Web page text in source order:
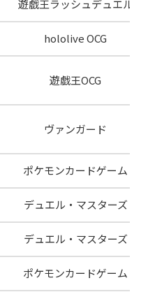
遊戯王ラッシュデュエル
hololive OCG
遊戯王OCG
ヴァンガード
ポケモンカードゲーム
デュエル・マスターズ
デュエル・マスターズ
ポケモンカードゲーム